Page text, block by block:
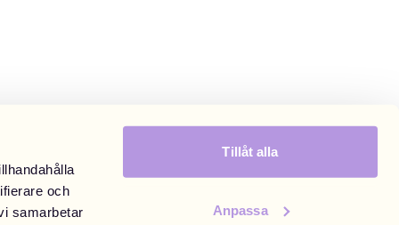
och
samarbetar
Tillåt alla
Anpassa